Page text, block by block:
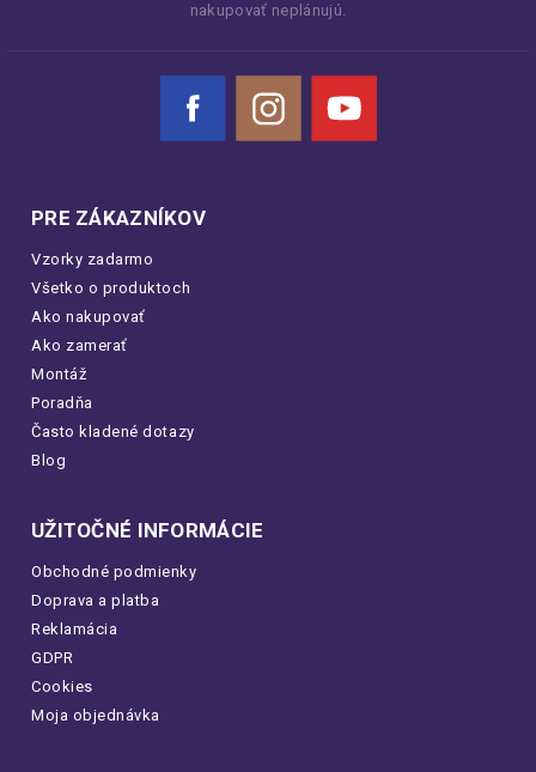
nakupovať neplánujú.
Facebook Instagram YouTube
PRE ZÁKAZNÍKOV
Vzorky zadarmo
Všetko o produktoch
Ako nakupovať
Ako zamerať
Montáž
Poradňa
Často kladené dotazy
Blog
UŽITOČNÉ INFORMÁCIE
Obchodné podmienky
Doprava a platba
Reklamácia
GDPR
Cookies
Moja objednávka